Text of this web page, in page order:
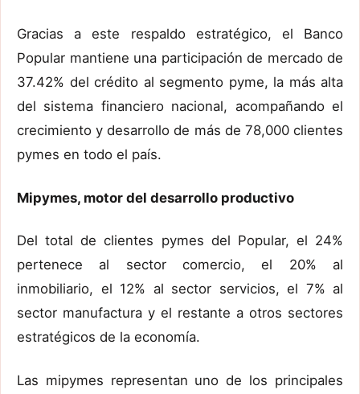
Gracias a este respaldo estratégico, el Banco
Popular mantiene una participación de mercado de
37.42% del crédito al segmento pyme, la más alta
del sistema financiero nacional, acompañando el
crecimiento y desarrollo de más de 78,000 clientes
pymes en todo el país.
Mipymes, motor del desarrollo productivo
Del total de clientes pymes del Popular, el 24%
pertenece al sector comercio, el 20% al
inmobiliario, el 12% al sector servicios, el 7% al
sector manufactura y el restante a otros sectores
estratégicos de la economía.
Las mipymes representan uno de los principales